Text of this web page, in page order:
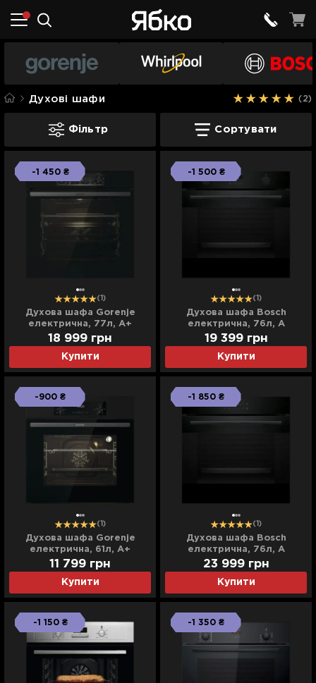
Духові шафи (2)
Духові шафи
Фільтр Сортувати
-1 450 ₴
(1)
Духова шафа Gorenje
електрична, 77л, A+
(BOS6737E20FBG) (Black)
Купити
18 999 грн
-1 500 ₴
(1)
Духова шафа Bosch
електрична, 76л, A
(HUA736EA0T) (Black)
Купити
19 399 грн
-900 ₴
(1)
Духова шафа Gorenje
електрична, 61л, A+
(BO6635E01B) (Black)
Купити
11 799 грн
-1 850 ₴
(1)
Духова шафа Bosch
електрична, 76л, A
(HJG852YB0T) (Black)
Купити
23 999 грн
-1 150 ₴ -1 350 ₴